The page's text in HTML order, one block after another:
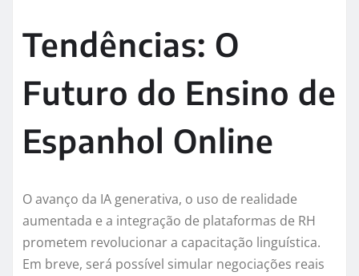
Tendências: O
Futuro do Ensino de
Espanhol Online
O avanço da IA generativa, o uso de realidade
aumentada e a integração de plataformas de RH
prometem revolucionar a capacitação linguística.
Em breve, será possível simular negociações reais